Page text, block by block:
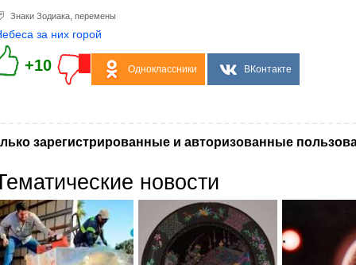
Знаки Зодиака перемены
за них горой
+10 Одноклассники ВКонтакте
зарегистрированные и авторизованные
новости